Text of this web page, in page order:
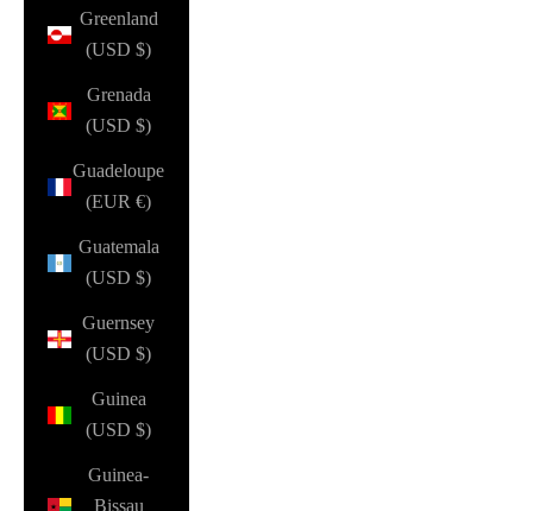
Greenland
(USD $)
Grenada
(USD $)
Guadeloupe
(EUR €)
Guatemala
(USD $)
Guernsey
(USD $)
Guinea
(USD $)
Guinea-
Bissau